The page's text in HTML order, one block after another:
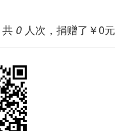
共 0 人次，捐赠了￥0元